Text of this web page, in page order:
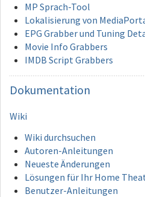
MP Sprach-Tool
Lokalisierung von
EPG Grabber und Tuning
Movie Info Grabbers
IMDB Script Grabbers
Dokumentation
Wiki
Wiki durchsuchen
Autoren-Anleitungen
Neueste Änderungen
Lösungen für Ihr Home
Benutzer-Anleitungen